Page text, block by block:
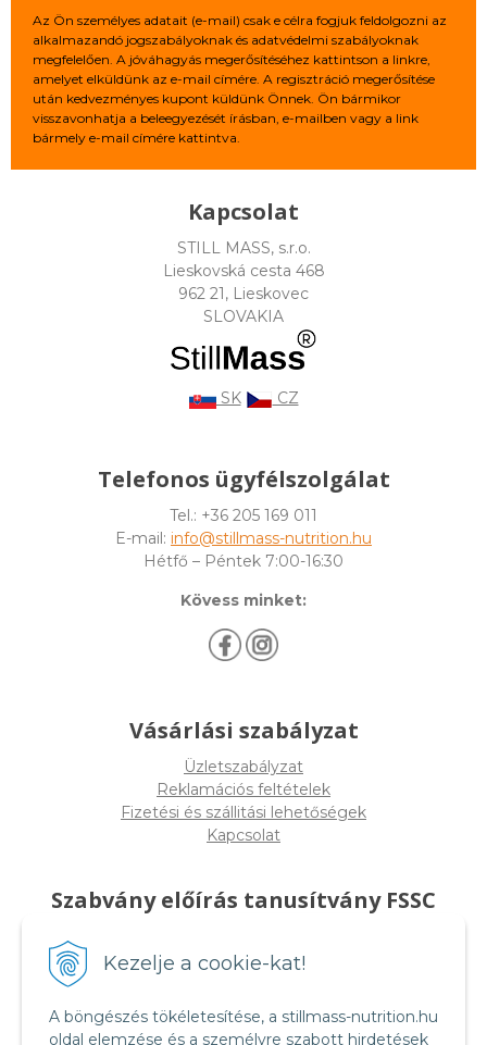
Kezelje a cookie-kat!
A böngészés tökéletesítése, a stillmass-nutrition.hu
oldal elemzése és a személyre szabott hirdetések
Az Ön személyes adatait (e-mail) csak e célra fogjuk feldolgozni az
alkalmazandó jogszabályoknak és adatvédelmi szabályoknak
megfelelően. A jóváhagyás megerősítéséhez kattintson a linkre,
amelyet elküldünk az e-mail címére. A regisztráció megerősítése
után kedvezményes kupont küldünk Önnek. Ön bármikor
visszavonhatja a beleegyezését írásban, e-mailben vagy a link
bármely e-mail címére kattintva.
Kapcsolat
STILL MASS, s.r.o.
Lieskovská cesta 468
962 21, Lieskovec
SLOVAKIA
SK CZ
Telefonos ügyfélszolgálat
Tel.: +36 205 169 011
E-mail: info@stillmass-nutrition.hu
Hétfő – Péntek 7:00-16:30
Kövess minket:
Vásárlási szabályzat
Üzletszabályzat
Reklamációs feltételek
Fizetési és szállitási lehetőségek
Kapcsolat
Szabvány előírás tanusítvány FSSC